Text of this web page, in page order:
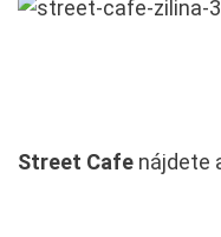
Street Cafe nájdete